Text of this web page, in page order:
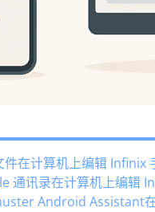
件在计算机上编辑 Infinix
通讯录在计算机上编辑
Android Assistant